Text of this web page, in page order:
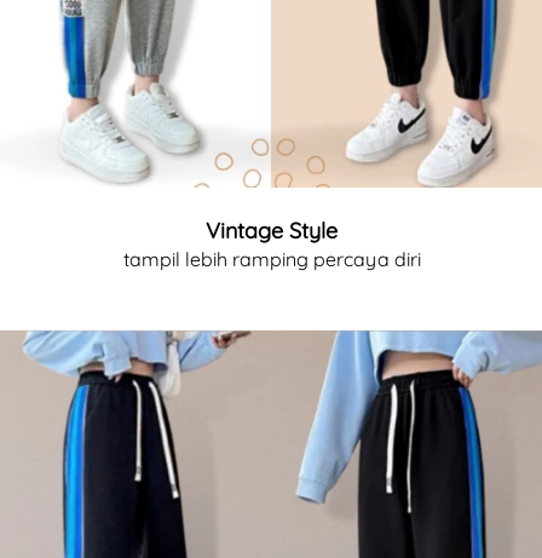
Vintage Style
tampil lebih ramping percaya diri